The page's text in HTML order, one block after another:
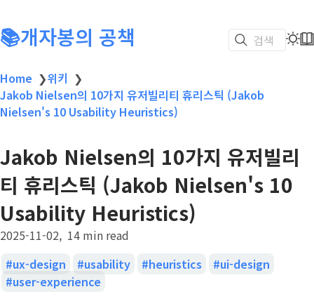
📚개자봉의 공책 검색
Home ❯위키 ❯
Jakob Nielsen의 10가지 유저빌리티 휴리스틱 (Jakob
Nielsen's 10 Usability Heuristics)
Jakob Nielsen의 10가지 유저빌리
티 휴리스틱 (Jakob Nielsen's 10
Usability Heuristics)
2025-11-02 14 min read
ux-design
usability heuristics
ui-design
user-experience